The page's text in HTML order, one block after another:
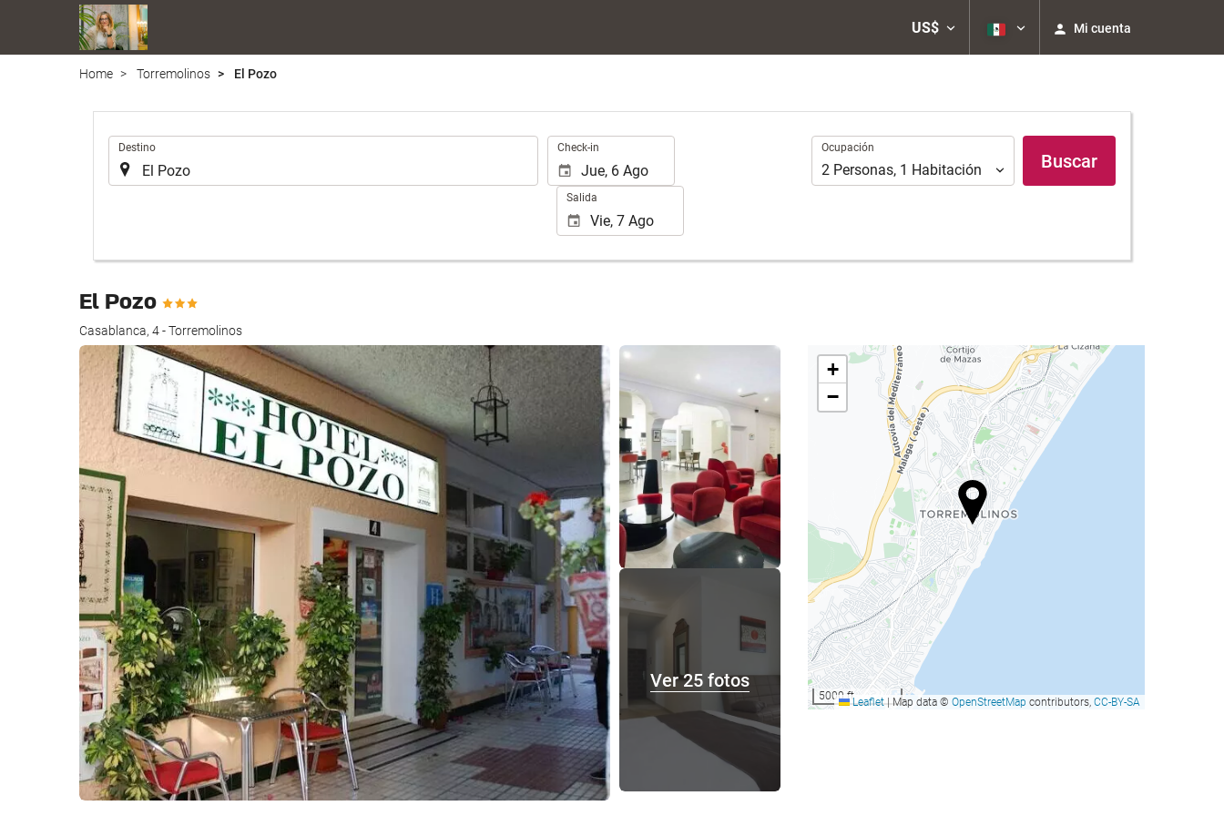
US$ Mi cuenta
Home Torremolinos El Pozo
Destino Check-in
Salida
Ocupación
Ocupación
2 Personas, 1 Habitación Buscar
El Pozo
Casablanca, 4 - Torremolinos
Ver 25 fotos
+
−
5000 ftLeaflet |Map data © OpenStreetMap contributors, CC-BY-SA